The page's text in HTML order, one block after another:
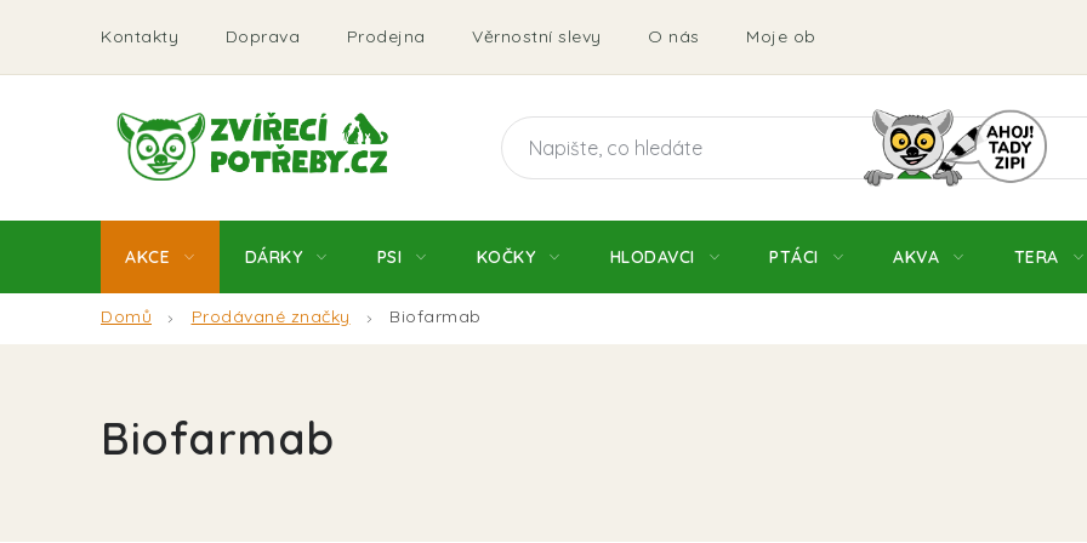
obsah
Kontakty Doprava Prodejna Věrnostní slevy O nás Moje objednávka Obchodní
AKCE DÁRKY PSI KOČKY HLODAVCI PTÁCI AKVA TERA
Domů Prodávané značky Biofarmab
Biofarmab